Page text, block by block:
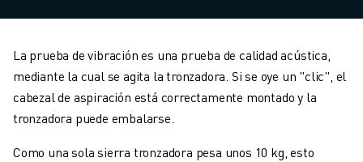
La prueba de vibración es una prueba de calidad acústica,
mediante la cual se agita la tronzadora. Si se oye un "clic", el
cabezal de aspiración está correctamente montado y la
tronzadora puede embalarse.
Como una sola sierra tronzadora pesa unos 10 kg, esto